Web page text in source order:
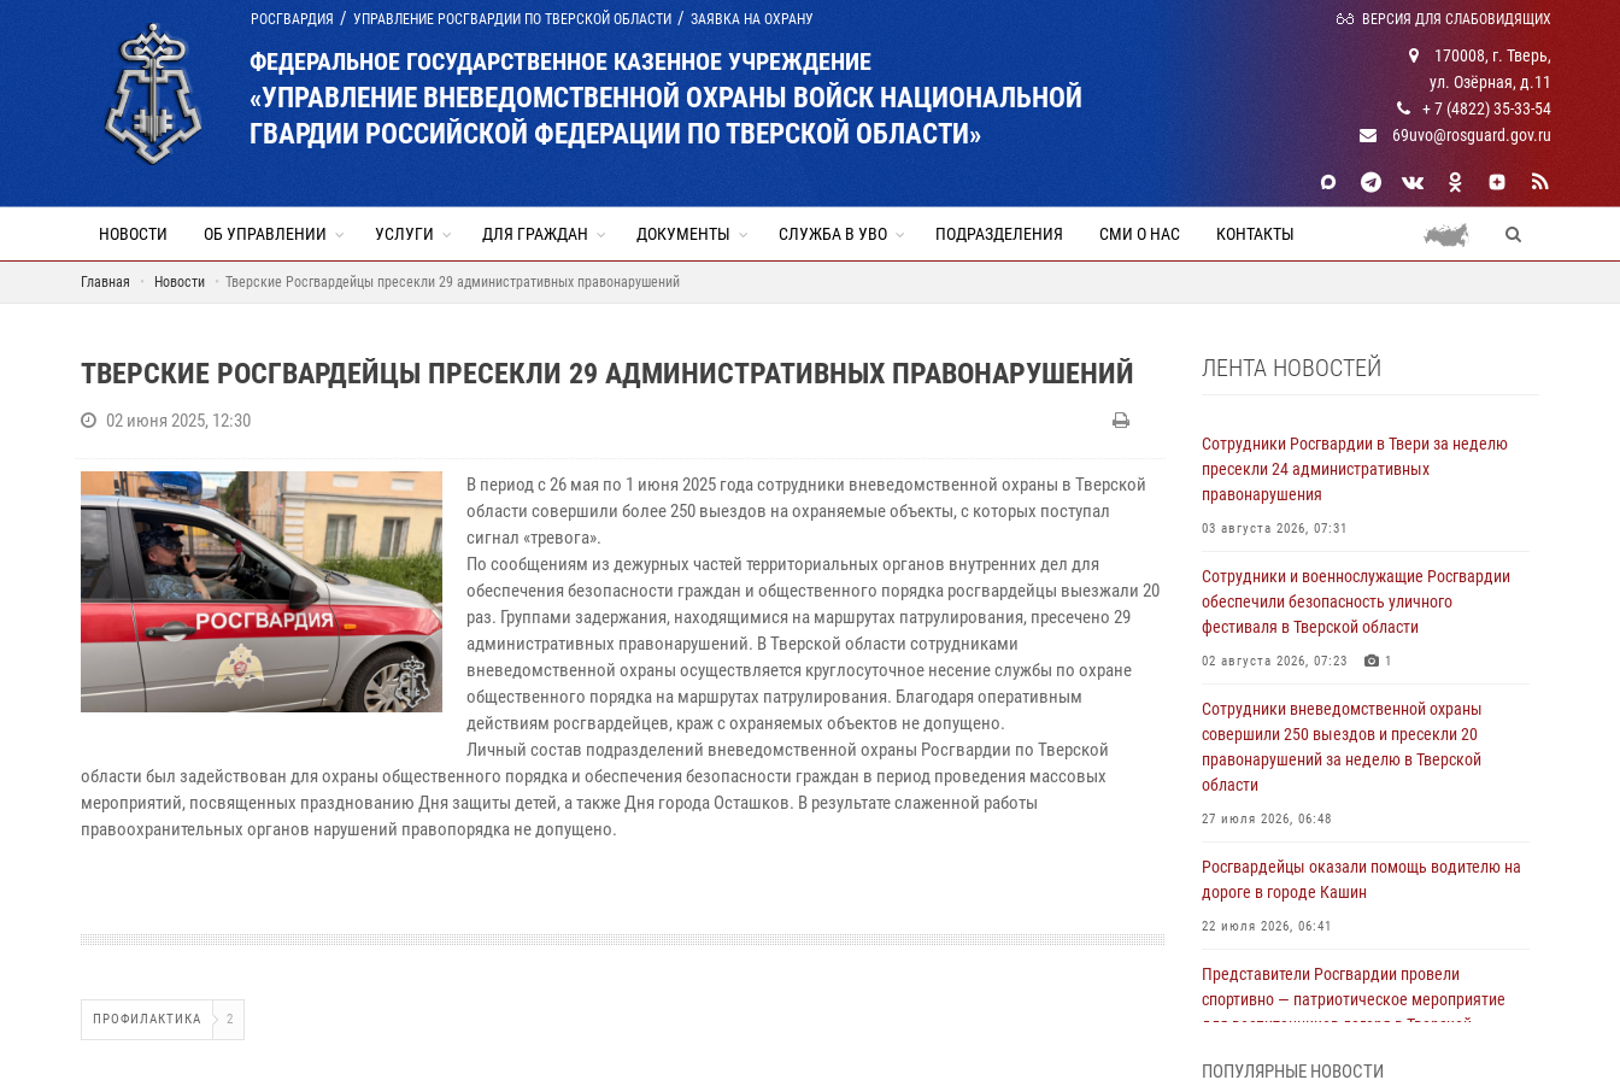
РОСГВАРДИЯ УПРАВЛЕНИЕ РОСГВАРДИИ ПО ТВЕРСКОЙ ОБЛАСТИ ЗАЯВКА НА ОХРАНУ ВЕРСИЯ ДЛЯ СЛАБОВИДЯЩИХ
ФЕДЕРАЛЬНОЕ ГОСУДАРСТВЕННОЕ КАЗЕННОЕ УЧРЕЖДЕНИЕ
«УПРАВЛЕНИЕ ВНЕВЕДОМСТВЕННОЙ ОХРАНЫ ВОЙСК НАЦИОНАЛЬНОЙ
ГВАРДИИ РОССИЙСКОЙ ФЕДЕРАЦИИ ПО ТВЕРСКОЙ ОБЛАСТИ»
170008, г. Тверь,
ул. Озёрная, д.11
+ 7 (4822) 35-33-54
69uvo@rosguard.gov.ru
НОВОСТИ ОБ УПРАВЛЕНИИ УСЛУГИ ДЛЯ ГРАЖДАН ДОКУМЕНТЫ СЛУЖБА В УВО ПОДРАЗДЕЛЕНИЯ СМИ О НАС КОНТАКТЫ
Главная Новости Тверские Росгвардейцы пресекли 29 административных правонарушений
ТВЕРСКИЕ РОСГВАРДЕЙЦЫ ПРЕСЕКЛИ 29 АДМИНИСТРАТИВНЫХ ПРАВОНАРУШЕНИЙ
02 июня 2025, 12:30
В период с 26 мая по 1 июня 2025 года сотрудники вневедомственной охраны в Тверской
области совершили более 250 выездов на охраняемые объекты, с которых поступал
сигнал «тревога».
По сообщениям из дежурных частей территориальных органов внутренних дел для
обеспечения безопасности граждан и общественного порядка росгвардейцы выезжали 20
раз. Группами задержания, находящимися на маршрутах патрулирования, пресечено 29
административных правонарушений. В Тверской области сотрудниками
вневедомственной охраны осуществляется круглосуточное несение службы по охране
общественного порядка на маршрутах патрулирования. Благодаря оперативным
действиям росгвардейцев, краж c охраняемых объектов не допущено.
Личный состав подразделений вневедомственной охраны Росгвардии по Тверской
области был задействован для охраны общественного порядка и обеспечения безопасности граждан в период проведения массовых
мероприятий, посвященных празднованию Дня защиты детей, а также Дня города Осташков. В результате слаженной работы
правоохранительных органов нарушений правопорядка не допущено.
ПРОФИЛАКТИКА 2
ЛЕНТА НОВОСТЕЙ
Сотрудники Росгвардии в Твери за неделю
пресекли 24 административных
правонарушения
03 августа 2026, 07:31
Сотрудники и военнослужащие Росгвардии
обеспечили безопасность уличного
фестиваля в Тверской области
02 августа 2026, 07:23 1
Сотрудники вневедомственной охраны
совершили 250 выездов и пресекли 20
правонарушений за неделю в Тверской
области
27 июля 2026, 06:48
Росгвардейцы оказали помощь водителю на
дороге в городе Кашин
22 июля 2026, 06:41
Представители Росгвардии провели
спортивно — патриотическое мероприятие
для воспитанников лагеря в Тверской
ПОПУЛЯРНЫЕ НОВОСТИ